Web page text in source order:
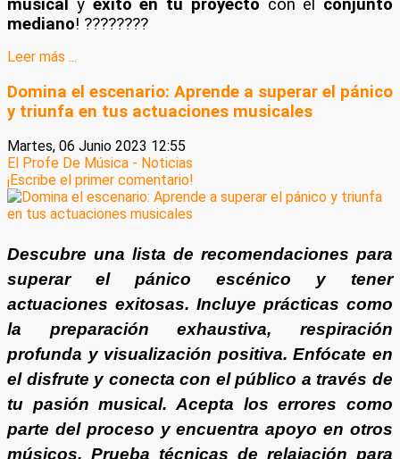
musical
y éxito en tu proyecto con el conjunto
mediano! ????????
Leer más ...
Domina el escenario: Aprende a superar el pánico
y triunfa en tus actuaciones musicales
Martes, 06 Junio 2023 12:55
El Profe De Música - Noticias
¡Escribe el primer comentario!
Descubre una lista de recomendaciones para
superar el pánico escénico y tener
actuaciones exitosas. Incluye prácticas como
la preparación exhaustiva, respiración
profunda y visualización positiva. Enfócate en
el disfrute y conecta con el público a través de
tu pasión musical. Acepta los errores como
parte del proceso y encuentra apoyo en otros
músicos. Prueba técnicas de relajación para